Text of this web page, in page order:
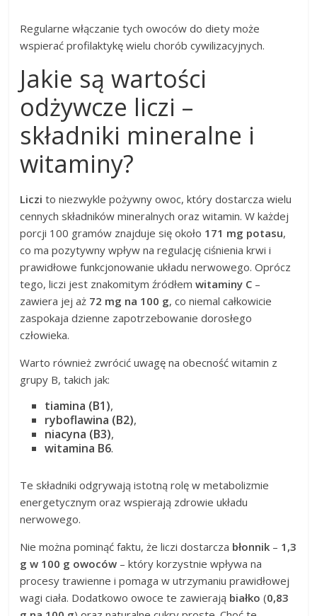
Regularne włączanie tych owoców do diety może
wspierać profilaktykę wielu chorób cywilizacyjnych.
Jakie są wartości
odżywcze liczi –
składniki mineralne i
witaminy?
Liczi to niezwykle pożywny owoc, który dostarcza wielu
cennych składników mineralnych oraz witamin. W każdej
porcji 100 gramów znajduje się około 171 mg potasu,
co ma pozytywny wpływ na regulację ciśnienia krwi i
prawidłowe funkcjonowanie układu nerwowego. Oprócz
tego, liczi jest znakomitym źródłemwitaminy C –
zawiera jej aż 72 mg na 100 g, co niemal całkowicie
zaspokaja dzienne zapotrzebowanie dorosłego
człowieka.
Warto również zwrócić uwagę na obecność witamin z
grupy B, takich jak:
tiamina (B1),
ryboflawina (B2),
niacyna (B3),
witamina B6.
Te składniki odgrywają istotną rolę w metabolizmie
energetycznym oraz wspierają zdrowie układu
nerwowego.
Nie można pominąć faktu, że liczi dostarcza błonnik – 1,3
g w 100 g owoców – który korzystnie wpływa na
procesy trawienne i pomaga w utrzymaniu prawidłowej
wagi ciała. Dodatkowo owoce te zawierają białko (0,83